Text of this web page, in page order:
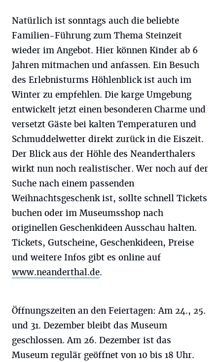
Natürlich ist sonntags auch die beliebte
Familien-Führung zum Thema Steinzeit
wieder im Angebot. Hier können Kinder ab 6
Jahren mitmachen und anfassen. Ein Besuch
des Erlebnisturms Höhlenblick ist auch im
Winter zu empfehlen. Die karge Umgebung
entwickelt jetzt einen besonderen Charme und
versetzt Gäste bei kalten Temperaturen und
Schmuddelwetter direkt zurück in die Eiszeit.
Der Blick aus der Höhle des Neanderthalers
wirkt nun noch realistischer. Wer noch auf der
Suche nach einem passenden
Weihnachtsgeschenk ist, sollte schnell Tickets
buchen oder im Museumsshop nach
originellen Geschenkideen Ausschau halten.
Tickets, Gutscheine, Geschenkideen, Preise
und weitere Infos gibt es online auf
www.neanderthal.de.
Öffnungszeiten an den Feiertagen: Am 24., 25.
und 31. Dezember bleibt das Museum
geschlossen. Am 26. Dezember ist das
Museum regulär geöffnet von 10 bis 18 Uhr.